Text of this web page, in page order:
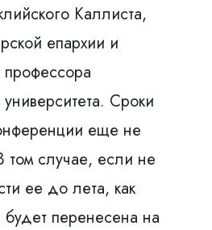
Каллиста,
епархии и
Сроки
еще не
случае, если не
ее до лета, как
перенесена на